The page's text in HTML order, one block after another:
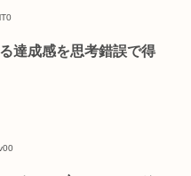
達成感を思考錯誤で得